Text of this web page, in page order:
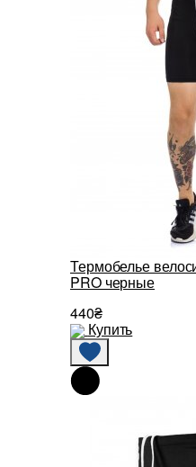
Термобелье
PRO черные
440₴
Купить